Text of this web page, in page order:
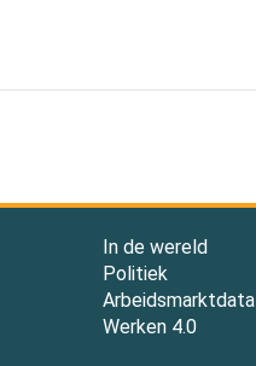
In de wereld
Politiek
Arbeidsmarktdata
Werken 4.0